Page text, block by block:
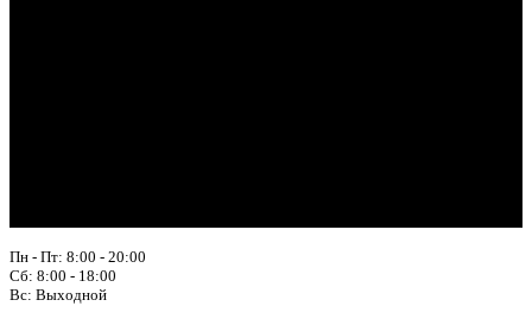
Пн - Пт: 8:00 - 20:00
Сб: 8:00 - 18:00
Вс: Выходной